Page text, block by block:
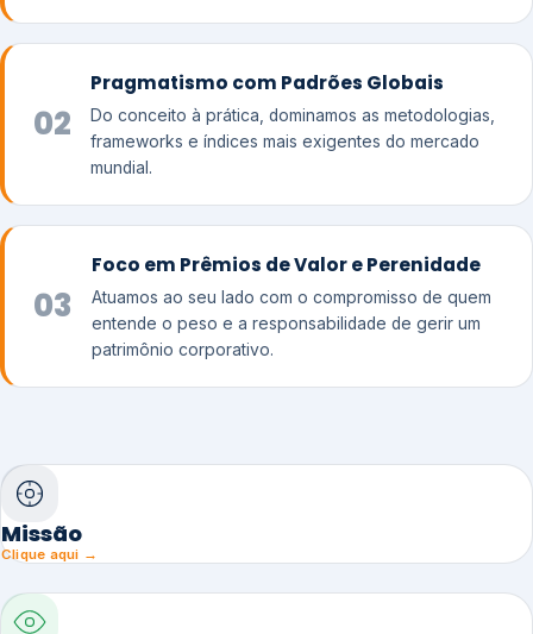
02
Pragmatismo com Padrões Globais
Do conceito à prática, dominamos as metodologias,
frameworks e índices mais exigentes do mercado
mundial.
03
Foco em Prêmios de Valor e Perenidade
Atuamos ao seu lado com o compromisso de quem
entende o peso e a responsabilidade de gerir um
patrimônio corporativo.
Missão
Clique aqui →